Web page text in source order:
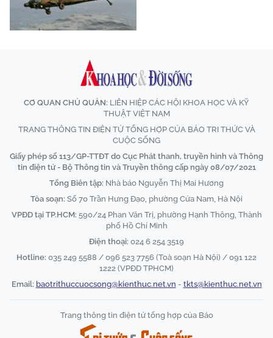
CƠ QUAN CHỦ QUẢN: LIÊN HIỆP CÁC HỘI KHOA HỌC VÀ KỸ
THUẬT VIỆT NAM
TRANG THÔNG TIN ĐIỆN TỬ TỔNG HỢP CỦA BÁO TRI THỨC VÀ
CUỘC SỐNG
Giấy phép số 113/GP-TTĐT do Cục Phát thanh, truyền hình và Thông
tin điện tử - Bộ Thông tin và Truyền thông cấp ngày 08/07/2021
Tổng Biên tập: Nhà báo Nguyễn Thị Mai Hương
Tòa soạn: Số 70 Trần Hưng Đạo, phường Cửa Nam, Hà Nội
VPĐD tại TP.HCM: 590/24 Phan Văn Trị, phường Hạnh Thông, Thành
phố Hồ Chí Minh
Điện thoại: 024 6 254 3519
Hotline: 035 249 5588 / 096 523 7756 (Toà soạn Hà Nội) / 091 122
1222 (VPĐD TPHCM)
Email: baotrithuccuocsong@kienthuc.net.vn - tkts@kienthuc.net.vn
Trang thông tin điện tử tổng hợp của Báo